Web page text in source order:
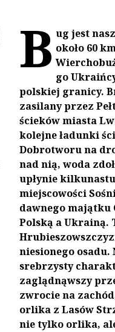
B ug jest
około 60
go
polskiej granicy.
zasilany przez
ścieków miasta
kolejne ładunki
Dobrotworu na
nad nią, woda
upłynie
miejscowości
dawnego majątku
Polską a Ukrainą.
niesionego
srebrzysty
zaglądnąwszy
zwrocie na
orlika z Lasów
nie tylko orlika,